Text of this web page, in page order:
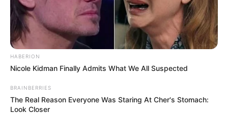
HABERION
Nicole Kidman Finally Admits What We All Suspected
BRAINBERRIES
The Real Reason Everyone Was Staring At Cher's Stomach:
Look Closer